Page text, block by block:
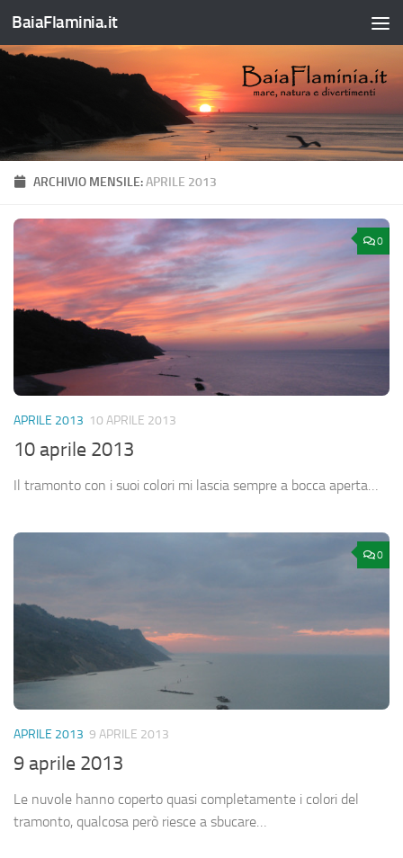
Salta al contenuto
BaiaFlaminia.it
ARCHIVIO MENSILE:APRILE 2013
0
APRILE 2013 10 APRILE 2013
10 aprile 2013
Il tramonto con i suoi colori mi lascia sempre a bocca aperta…
0
APRILE 2013 9 APRILE 2013
9 aprile 2013
Le nuvole hanno coperto quasi completamente i colori del
tramonto, qualcosa però riesce a sbucare…